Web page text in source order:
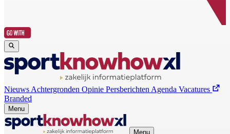
Nieuws Achtergronden Opinie Persberichten Agenda Vacatures
Branded
Menu
Menu